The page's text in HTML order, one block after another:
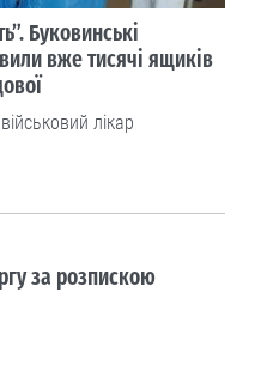
Буковинські
вже тисячі ящиків
лікар
за розпискою